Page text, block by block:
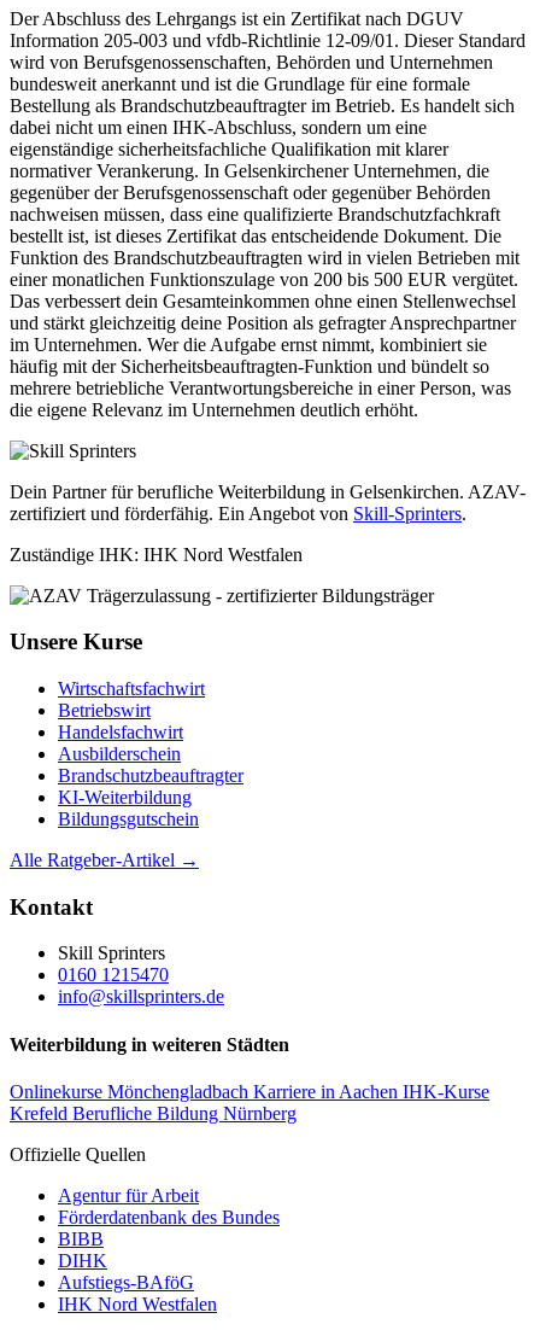
Der Abschluss des Lehrgangs ist ein Zertifikat nach DGUV
Information 205-003 und vfdb-Richtlinie 12-09/01. Dieser Standard
wird von Berufsgenossenschaften, Behörden und Unternehmen
bundesweit anerkannt und ist die Grundlage für eine formale
Bestellung als Brandschutzbeauftragter im Betrieb. Es handelt sich
dabei nicht um einen IHK-Abschluss, sondern um eine
eigenständige sicherheitsfachliche Qualifikation mit klarer
normativer Verankerung. In Gelsenkirchener Unternehmen, die
gegenüber der Berufsgenossenschaft oder gegenüber Behörden
nachweisen müssen, dass eine qualifizierte Brandschutzfachkraft
bestellt ist, ist dieses Zertifikat das entscheidende Dokument. Die
Funktion des Brandschutzbeauftragten wird in vielen Betrieben mit
einer monatlichen Funktionszulage von 200 bis 500 EUR vergütet.
Das verbessert dein Gesamteinkommen ohne einen Stellenwechsel
und stärkt gleichzeitig deine Position als gefragter Ansprechpartner
im Unternehmen. Wer die Aufgabe ernst nimmt, kombiniert sie
häufig mit der Sicherheitsbeauftragten-Funktion und bündelt so
mehrere betriebliche Verantwortungsbereiche in einer Person, was
die eigene Relevanz im Unternehmen deutlich erhöht.
Dein Partner für berufliche Weiterbildung in Gelsenkirchen. AZAV-
zertifiziert und förderfähig. Ein Angebot von Skill-Sprinters.
Zuständige IHK: IHK Nord Westfalen
Unsere Kurse
Wirtschaftsfachwirt
Betriebswirt
Handelsfachwirt
Ausbilderschein
Brandschutzbeauftragter
KI-Weiterbildung
Bildungsgutschein
Alle Ratgeber-Artikel →
Kontakt
Skill Sprinters
0160 1215470
info@skillsprinters.de
Weiterbildung in weiteren Städten
Onlinekurse Mönchengladbach Karriere in Aachen IHK-Kurse
Krefeld Berufliche Bildung Nürnberg
Offizielle Quellen
Agentur für Arbeit
Förderdatenbank des Bundes
BIBB
DIHK
Aufstiegs-BAföG
IHK Nord Westfalen